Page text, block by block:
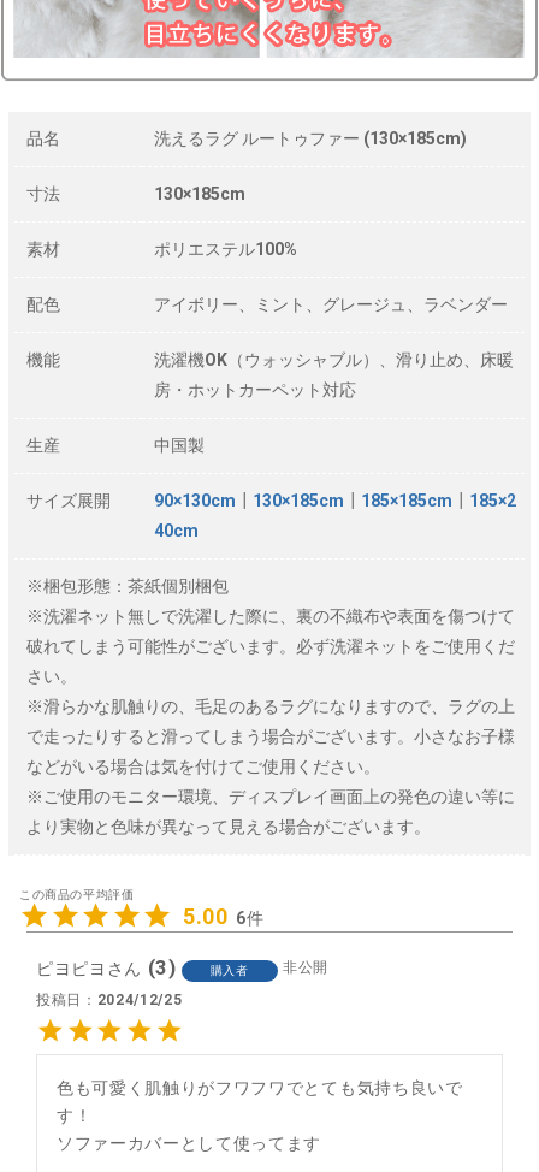
品名 洗えるラグ ルートゥファー (130×185cm)
寸法 130×185cm
素材 ポリエステル100%
配色 アイボリー、ミント、グレージュ、ラベンダー
機能
洗濯機OK（ウォッシャブル）、滑り止め、床暖
房・ホットカーペット対応
生産 中国製
サイズ展開 90×130cm 130×185cm 185×185cm
185×2
40cm
※梱包形態：茶紙個別梱包
※洗濯ネット無しで洗濯した際に、裏の不織布や表面を傷つけて
破れてしまう可能性がございます。必ず洗濯ネットをご使用くだ
さい。
※滑らかな肌触りの、毛足のあるラグになりますので、ラグの上
で走ったりすると滑ってしまう場合がございます。小さなお子様
などがいる場合は気を付けてご使用ください。
※ご使用のモニター環境、ディスプレイ画面上の発色の違い等に
より実物と色味が異なって見える場合がございます。
5.00 6
ピヨピヨ 3 購入者
非公開
投稿日
2024/12/25
色も可愛く肌触りがフワフワでとても気持ち良いで
す！
ソファーカバーとして使ってます